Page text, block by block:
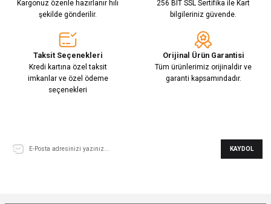
Kargonuz özenle hazırlanır hılı
şekilde gönderilir.
256 BIT SSL Sertifika ile Kart
bilgileriniz güvende.
Taksit Seçenekleri
Kredi kartına özel taksit
imkanlar ve özel ödeme
seçenekleri
Orijinal Ürün Garantisi
Tüm ürünlerimiz orijinaldir ve
garanti kapsamındadır.
KAYDOL